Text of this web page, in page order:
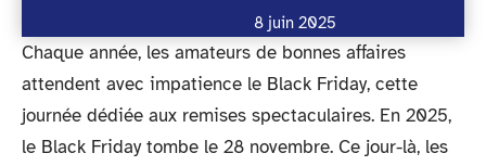
8 juin 2025
Chaque année, les amateurs de bonnes affaires
attendent avec impatience le Black Friday, cette
journée dédiée aux remises spectaculaires. En 2025,
le Black Friday tombe le 28 novembre. Ce jour-là, les